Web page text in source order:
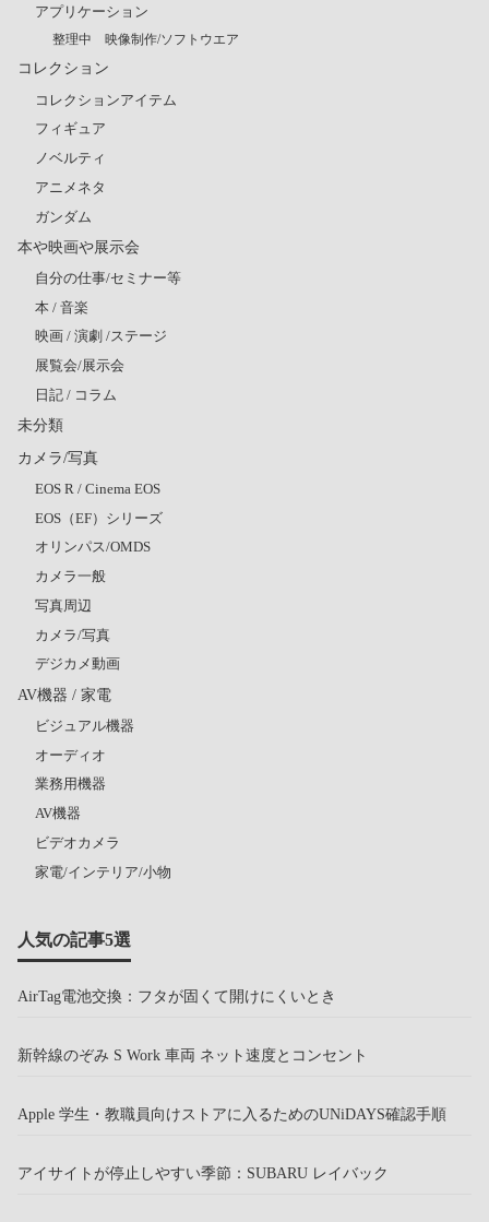
アプリケーション
整理中 映像制作/ソフトウエア
コレクション
コレクションアイテム
フィギュア
ノベルティ
アニメネタ
ガンダム
本や映画や展示会
自分の仕事/セミナー等
本 / 音楽
映画 / 演劇 /ステージ
展覧会/展示会
日記 / コラム
未分類
カメラ/写真
EOS R / Cinema EOS
EOS（EF）シリーズ
オリンパス/OMDS
カメラ一般
写真周辺
カメラ/写真
デジカメ動画
AV機器 / 家電
ビジュアル機器
オーディオ
業務用機器
AV機器
ビデオカメラ
家電/インテリア/小物
人気の記事5選
AirTag電池交換：フタが固くて開けにくいとき
新幹線のぞみ S Work 車両 ネット速度とコンセント
Apple 学生・教職員向けストアに入るためのUNiDAYS確認手順
アイサイトが停止しやすい季節：SUBARU レイバック